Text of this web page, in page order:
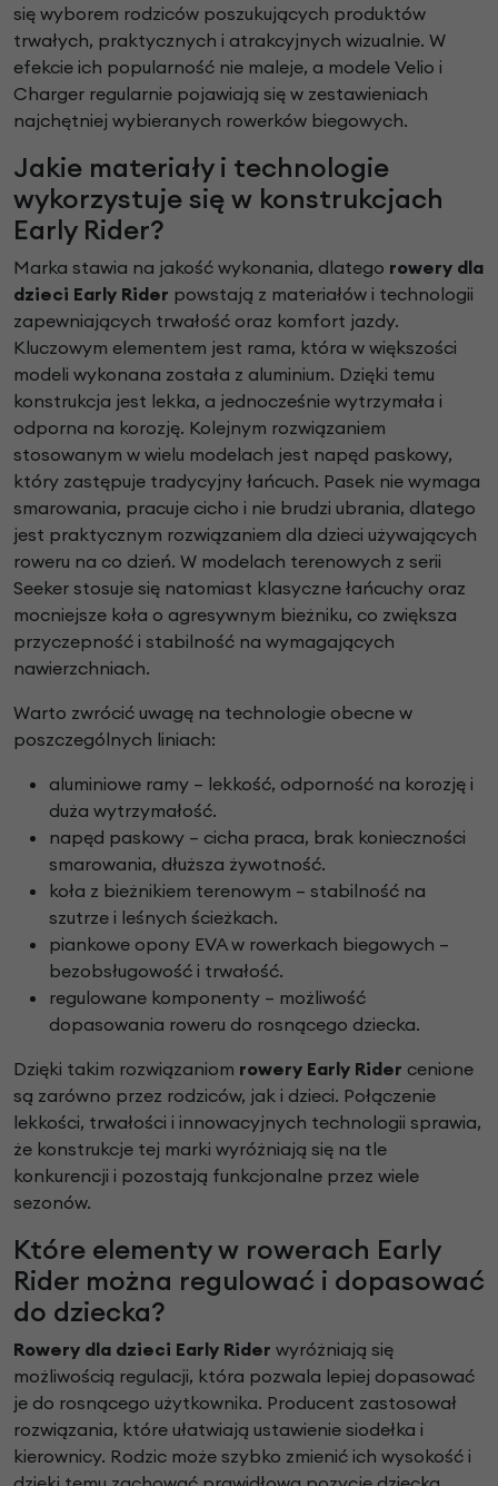
się wyborem rodziców poszukujących produktów
trwałych, praktycznych i atrakcyjnych wizualnie. W
efekcie ich popularność nie maleje, a modele Velio i
Charger regularnie pojawiają się w zestawieniach
najchętniej wybieranych rowerków biegowych.
Jakie materiały i technologie
wykorzystuje się w konstrukcjach
Early Rider?
Marka stawia na jakość wykonania, dlatego rowery dla
dzieci Early Rider powstają z materiałów i technologii
zapewniających trwałość oraz komfort jazdy.
Kluczowym elementem jest rama, która w większości
modeli wykonana została z aluminium. Dzięki temu
konstrukcja jest lekka, a jednocześnie wytrzymała i
odporna na korozję. Kolejnym rozwiązaniem
stosowanym w wielu modelach jest napęd paskowy,
który zastępuje tradycyjny łańcuch. Pasek nie wymaga
smarowania, pracuje cicho i nie brudzi ubrania, dlatego
jest praktycznym rozwiązaniem dla dzieci używających
roweru na co dzień. W modelach terenowych z serii
Seeker stosuje się natomiast klasyczne łańcuchy oraz
mocniejsze koła o agresywnym bieżniku, co zwiększa
przyczepność i stabilność na wymagających
nawierzchniach.
Warto zwrócić uwagę na technologie obecne w
poszczególnych liniach:
aluminiowe ramy – lekkość, odporność na korozję i
duża wytrzymałość.
napęd paskowy – cicha praca, brak konieczności
smarowania, dłuższa żywotność.
koła z bieżnikiem terenowym – stabilność na
szutrze i leśnych ścieżkach.
piankowe opony EVA w rowerkach biegowych –
bezobsługowość i trwałość.
regulowane komponenty – możliwość
dopasowania roweru do rosnącego dziecka.
Dzięki takim rozwiązaniom rowery Early Rider cenione
są zarówno przez rodziców, jak i dzieci. Połączenie
lekkości, trwałości i innowacyjnych technologii sprawia,
że konstrukcje tej marki wyróżniają się na tle
konkurencji i pozostają funkcjonalne przez wiele
sezonów.
Które elementy w rowerach Early
Rider można regulować i dopasować
do dziecka?
Rowery dla dzieci Early Rider wyróżniają się
możliwością regulacji, która pozwala lepiej dopasować
je do rosnącego użytkownika. Producent zastosował
rozwiązania, które ułatwiają ustawienie siodełka i
kierownicy. Rodzic może szybko zmienić ich wysokość i